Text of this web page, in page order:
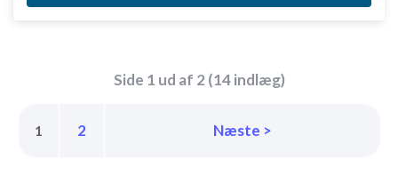
Side 1 ud af 2 (14 indlæg)
1 2 Næste >